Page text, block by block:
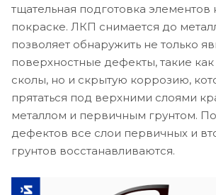
тщательная подготовка элементов
покраске. ЛКП снимается до
позволяет обнаружить не только
поверхностные дефекты, такие
сколы, но и скрытую коррозию,
прятаться под верхними слоями
металлом и первичным грунтом.
дефектов все слои первичных и
грунтов восстанавливаются.